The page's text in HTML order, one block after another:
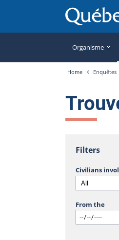
Organisme
Home Enquêtes
Filters
Civilians
From the